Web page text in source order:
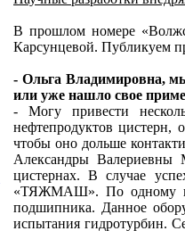
В прошлом номере
Карсунцевой. Публикуем
- Ольга Владимировна,
или уже нашло свое
- Могу привести
нефтепродуктов цистерн,
чтобы оно дольше
Александры Валериевны
цистернах. В случае
«ТЯЖМАШ». По одному из
подшипника. Данное
испытания гидротурбин.